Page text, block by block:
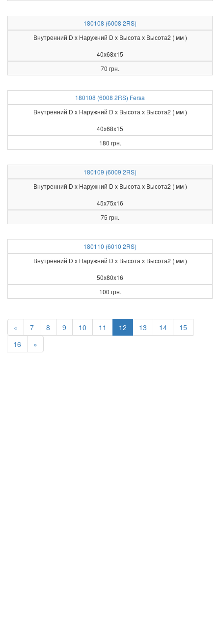
180108 (6008 2RS)
Внутренний D x Наружний D x Высота х Высота2 ( мм )
40x68x15
70 грн.
180108 (6008 2RS) Fersa
Внутренний D x Наружний D x Высота х Высота2 ( мм )
40x68x15
180 грн.
180109 (6009 2RS)
Внутренний D x Наружний D x Высота х Высота2 ( мм )
45x75x16
75 грн.
180110 (6010 2RS)
Внутренний D x Наружний D x Высота х Высота2 ( мм )
50x80x16
100 грн.
« 7 8 9 10 11 12 13 14
15
16
»